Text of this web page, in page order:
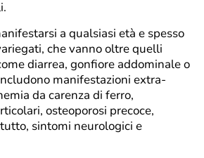
a qualsiasi età e spesso
che vanno oltre quelli
diarrea, gonfiore addominale o
manifestazioni extra-
da carenza di ferro,
osteoporosi precoce,
sintomi neurologici e